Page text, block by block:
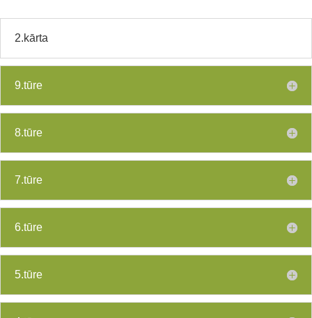
2.kārta
9.tūre
8.tūre
7.tūre
6.tūre
5.tūre